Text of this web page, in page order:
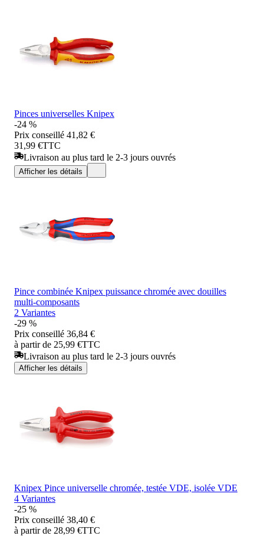
Pinces universelles Knipex
-24 %
Prix conseillé 41,82 €
31,99 €TTC
Livraison au plus tard le 2-3 jours ouvrés
Afficher les détails
Pince combinée Knipex puissance chromée avec douilles
multi-composants
2 Variantes
-29 %
Prix conseillé 36,84 €
à partir de 25,99 €TTC
Livraison au plus tard le 2-3 jours ouvrés
Afficher les détails
Knipex Pince universelle chromée, testée VDE, isolée VDE
4 Variantes
-25 %
Prix conseillé 38,40 €
à partir de 28,99 €TTC